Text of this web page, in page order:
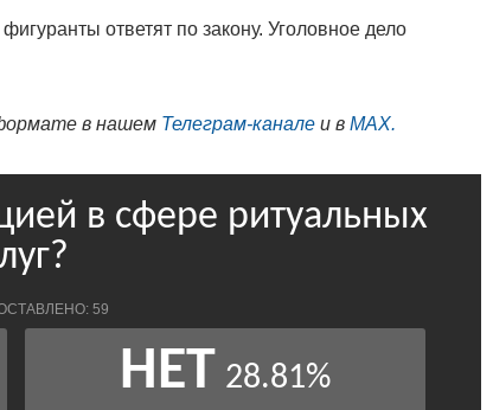
ответят по закону. Уголовное дело
в нашем Телеграм-канале и в MAX.